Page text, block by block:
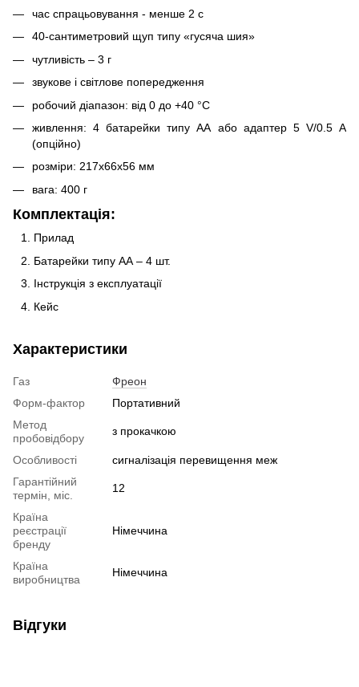
час спрацьовування - менше 2 с
40-сантиметровий щуп типу «гусяча шия»
чутливість – 3 г
звукове і світлове попередження
робочий діапазон: від 0 до +40 °C
живлення: 4 батарейки типу АА або адаптер 5 V/0.5 А
(опційно)
розміри: 217х66х56 мм
вага: 400 г
Комплектація:
Прилад
Батарейки типу АА – 4 шт.
Інструкція з експлуатації
Кейс
Характеристики
Газ
Фреон
Форм-фактор
Портативний
Метод
пробовідбору
з прокачкою
Особливості
сигналізація перевищення меж
Гарантійний
термін, міс.
12
Країна
реєстрації
бренду
Німеччина
Країна
виробництва
Німеччина
Відгуки